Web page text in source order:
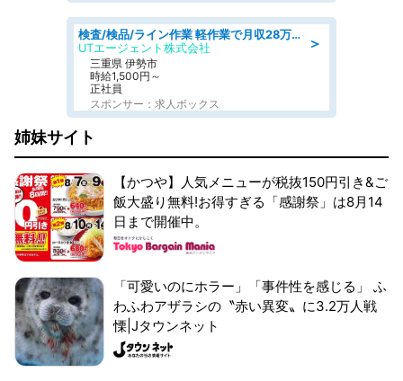
＞
検査/検品/ライン作業 軽作業で月収28万円可 センサー部品の箱詰め 日勤 土日休
UTエージェント株式会社
三重県 伊勢市
時給1,500円～
正社員
スポンサー：求人ボックス
姉妹サイト
【かつや】人気メニューが税抜150円引き&ご
飯大盛り無料!お得すぎる「感謝祭」は8月14
日まで開催中。
「可愛いのにホラー」「事件性を感じる」 ふ
わふわアザラシの〝赤い異変〟に3.2万人戦
慄|Jタウンネット